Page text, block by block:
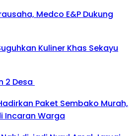
Medco E&P Dukung
Kuliner Khas Sekayu
2 Desa
Paket Sembako Murah,
Incaran Warga